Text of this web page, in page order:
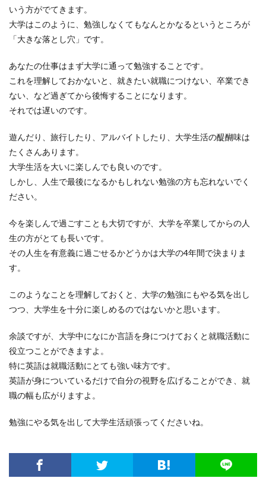
いう方がでてきます。
大学はこのように、勉強しなくてもなんとかなるというところが
「大きな落とし穴」です。
あなたの仕事はまず大学に通って勉強することです。
これを理解しておかないと、就きたい就職につけない、卒業でき
ない、など過ぎてから後悔することになります。
それでは遅いのです。
遊んだり、旅行したり、アルバイトしたり、大学生活の醍醐味は
たくさんあります。
大学生活を大いに楽しんでも良いのです。
しかし、人生で最後になるかもしれない勉強の方も忘れないでく
ださい。
今を楽しんで過ごすことも大切ですが、大学を卒業してからの人
生の方がとても長いです。
その人生を有意義に過ごせるかどうかは大学の4年間で決まりま
す。
このようなことを理解しておくと、大学の勉強にもやる気を出し
つつ、大学生を十分に楽しめるのではないかと思います。
余談ですが、大学中になにか言語を身につけておくと就職活動に
役立つことができますよ。
特に英語は就職活動にとても強い味方です。
英語が身についているだけで自分の視野を広げることができ、就
職の幅も広がりますよ。
勉強にやる気を出して大学生活頑張ってくださいね。